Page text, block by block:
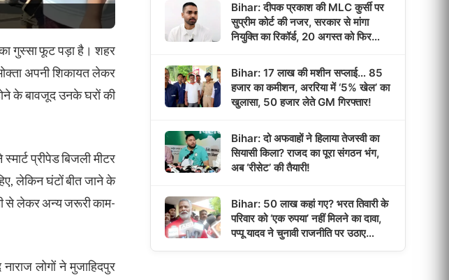
का गुस्सा फूट पड़ा है। शहर
अपनी शिकायत लेकर
के बावजूद उनके घरों की
प्रीपेड बिजली मीटर
लेकिन घंटों बीत जाने के
से लेकर अन्य जरूरी काम-
लोगों ने मुजाहिदपुर
Bihar: दीपक प्रकाश की MLC कुर्सी पर
सुप्रीम कोर्ट की नजर, सरकार से मांगा
नियुक्ति का रिकॉर्ड, 20 अगस्त को फिर
Bihar: 17 लाख की मशीन सप्लाई… 85
हजार का कमीशन, अररिया में ‘5% खेल’ का
खुलासा, 50 हजार लेते GM गिरफ्तार!
Bihar: दो अफवाहों ने हिलाया तेजस्वी का
सियासी किला? राजद का पूरा संगठन भंग,
अब ‘रीसेट’ की तैयारी!
Bihar: 50 लाख कहां गए? भरत तिवारी के
परिवार को ‘एक रुपया’ नहीं मिलने का दावा,
पप्पू यादव ने चुनावी राजनीति पर उठाए
सवाल!